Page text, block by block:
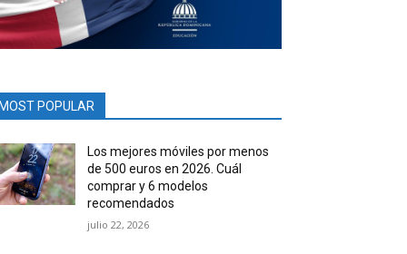
POPULAR
Los mejores móviles por menos
de 500 euros en 2026. Cuál
comprar y 6 modelos
recomendados
julio 22, 2026